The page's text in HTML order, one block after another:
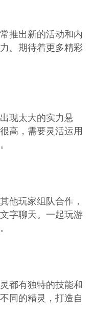
推出新的活动和内
。期待着更多精彩
现太大的实力悬
高，需要灵活运用
他玩家组队合作，
字聊天。一起玩游
都有独特的技能和
同的精灵，打造自